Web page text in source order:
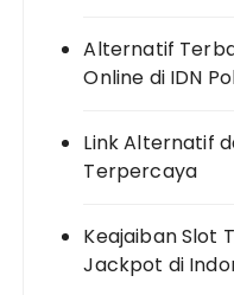
Alternatif
Online di IDN
Link Alternatif
Terpercaya
Keajaiban Slot
Jackpot di